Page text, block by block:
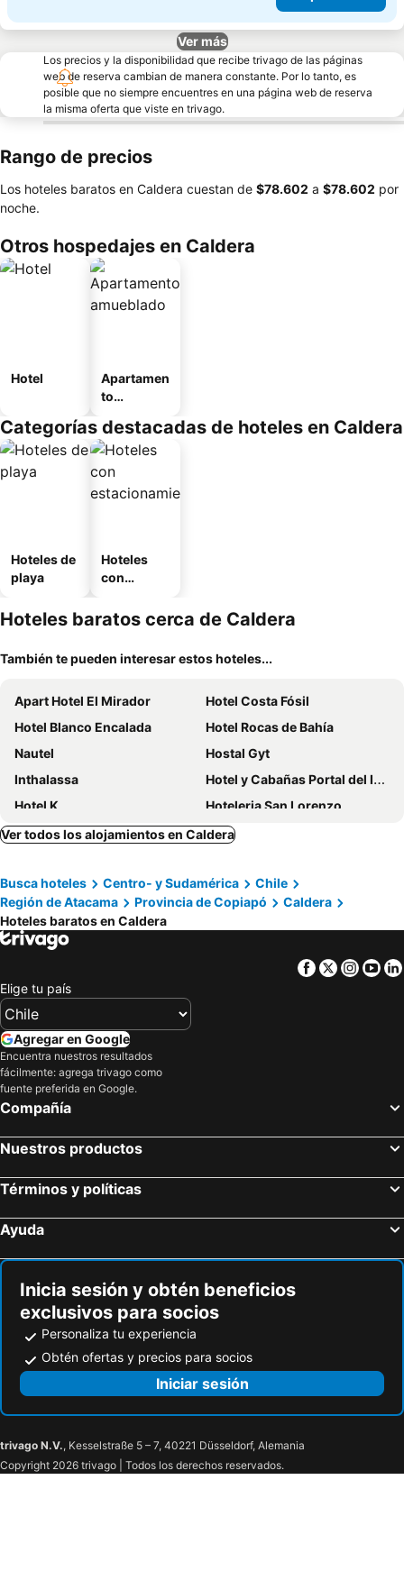
Ver más
Los precios y la disponibilidad que recibe trivago de las páginas
web de reserva cambian de manera constante. Por lo tanto, es
posible que no siempre encuentres en una página web de reserva
la misma oferta que viste en trivago.
Rango de precios
Los hoteles baratos en Caldera cuestan de ‎$78.602 a ‎$78.602 por
noche.
Otros hospedajes en Caldera
Hotel
Apartamen
to
o
Categorías destacadas de hoteles en Caldera
Hoteles de
playa
Hoteles
con
miento
Hoteles baratos cerca de Caldera
También te pueden interesar estos hoteles...
Apart Hotel El Mirador
Hotel Costa Fósil
Hotel Blanco Encalada
Hotel Rocas de Bahía
Nautel
Hostal Gyt
Inthalassa
Hotel y Cabañas Portal del Inca
Hotel K
Hoteleria San Lorenzo
HOTEL QUINTA ESTACIÓN
Montecarlo
Ver todos los alojamientos en Caldera
Busca hoteles Centro- y Sudamérica
Chile
Región de Atacama
Provincia de Copiapó
Caldera
Hoteles baratos en Caldera
Facebook
Twitter
Elige tu país
Agregar en Google
Encuentra nuestros resultados
fácilmente: agrega trivago como
fuente preferida en Google.
Compañía
Nuestros productos
Términos y políticas
Ayuda
Inicia sesión y obtén beneficios
exclusivos para socios
Personaliza tu experiencia
Obtén ofertas y precios para socios
Iniciar sesión
trivago N.V., Kesselstraße 5 – 7, 40221 Düsseldorf, Alemania
Copyright 2026 trivago | Todos los derechos reservados.